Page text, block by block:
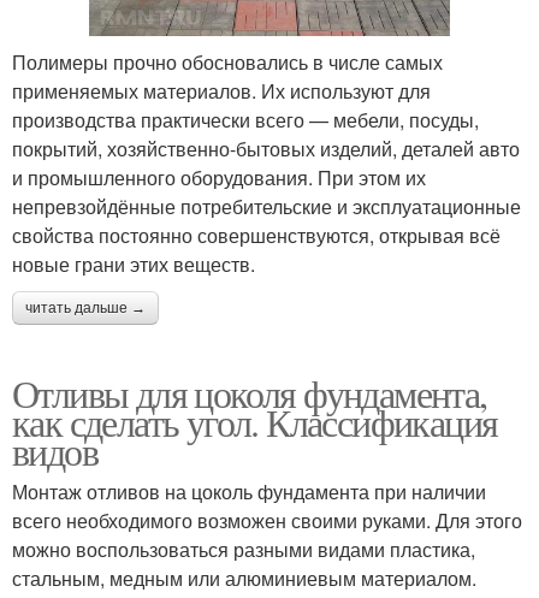
Полимеры прочно обосновались в числе самых
применяемых материалов. Их используют для
производства практически всего — мебели, посуды,
покрытий, хозяйственно-бытовых изделий, деталей авто
и промышленного оборудования. При этом их
непревзойдённые потребительские и эксплуатационные
свойства постоянно совершенствуются, открывая всё
новые грани этих веществ.
читать дальше →
Отливы для цоколя фундамента,
как сделать угол. Классификация
видов
Монтаж отливов на цоколь фундамента при наличии
всего необходимого возможен своими руками. Для этого
можно воспользоваться разными видами пластика,
стальным, медным или алюминиевым материалом.